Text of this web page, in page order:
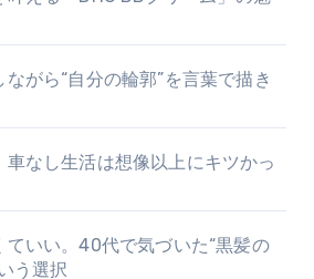
がら“自分の輪郭”を言葉で描き
なし生活は想像以上にキツかっ
ていい。40代で気づいた“黒髪の
う選択